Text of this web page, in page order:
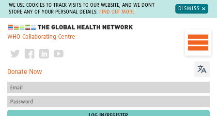
WE USE COOKIES TO TRACK VISITS TO OUR WEBSITE, AND WE DON'T
STORE ANY OF YOUR PERSONAL DETAILS.
FIND OUT MORE
DISMISS
The Global Health Network
WHO Collaborating Centre
Donate Now